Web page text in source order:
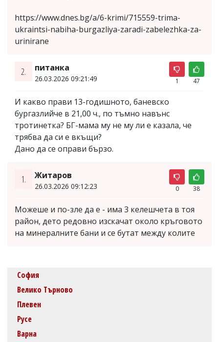
https://www.dnes.bg/a/6-krimi/715559-trima-
ukraintsi-nabiha-burgazliya-zaradi-zabelezhka-za-
urinirane
2. питанка
26.03.2026 09:21:49 1 47
И какво прави 13-годишното, баневско
бургазлийче в 21,00 ч., по тъмно навънс
тротинетка? БГ-мама му не му ли е казала, че
трябва да си е вкъщи?
Дано да се оправи бързо.
1. Житаров
26.03.2026 09:12:23 0 38
Можеше и по-зле да е - има 3 келешчета в тоя
район, дето редовно изскачат около кръговото
на минералните бани и се бутат между колите
София
Велико Търново
Плевен
Русе
Варна